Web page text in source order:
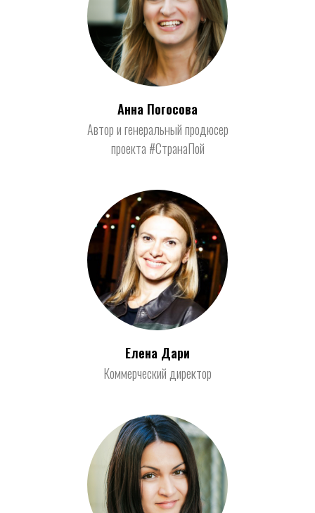
Анна Погосова
Автор и генеральный продюсер
проекта #СтранаПой
Елена Дари
Коммерческий директор